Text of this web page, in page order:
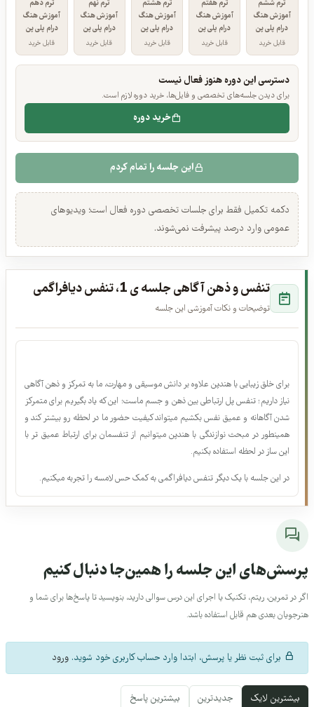
ترم ۶
ترم ششم
آموزش هنگ
درام پلی پن
ترم ۷
ترم هفتم
آموزش هنگ
درام پلی پن
ترم ۸
ترم هشتم
آموزش هنگ
درام پلی پن
ترم ۹
ترم نهم
آموزش هنگ
درام پلی پن
ترم ۱۰
ترم دهم
آموزش هنگ
درام پلی پن
دسترسی این دوره هنوز فعال نیست
برای دیدن جلسه‌های تخصصی و فایل‌ها، خرید دوره لازم است.
خرید دوره
این جلسه را تمام کردم
دکمه تکمیل فقط برای جلسات تخصصی دوره فعال است؛ ویدیوهای
عمومی وارد درصد پیشرفت نمی‌شوند.
تنفس و ذهن آگاهی جلسه ی 1، تنفس دیافراگمی
توضیحات و نکات آموزشی این جلسه
برای خلق زیبایی با هندپن علاوه بر دانش موسیقی و مهارت، ما به تمرکز و ذهن آگاهی
نیاز داریم؛ تنفس پل ارتباطی بین ذهن و جسم ماست؛ این که یاد بگیریم برای متمرکز
شدن آگاهانه و عمیق نفس بکشیم میتواند کیفیت حضور ما در لحظه رو بیشتر کند و
همینطور در مبحث نوازندگی با هندپن میتوانیم از تنفسمان برای ارتباط عمیق تر با
این ساز در لحظه استفاده بکنیم.
این جلسه را همین‌جا دنبال کنیم
در تمرین، ریتم، تکنیک یا اجرای این درس سوالی دارید، بنویسید تا پاسخ‌ها برای شما و
بعدی هم قابل استفاده باشد.
برای ثبت نظر یا پرسش، ابتدا وارد حساب کاربری خود شوید.